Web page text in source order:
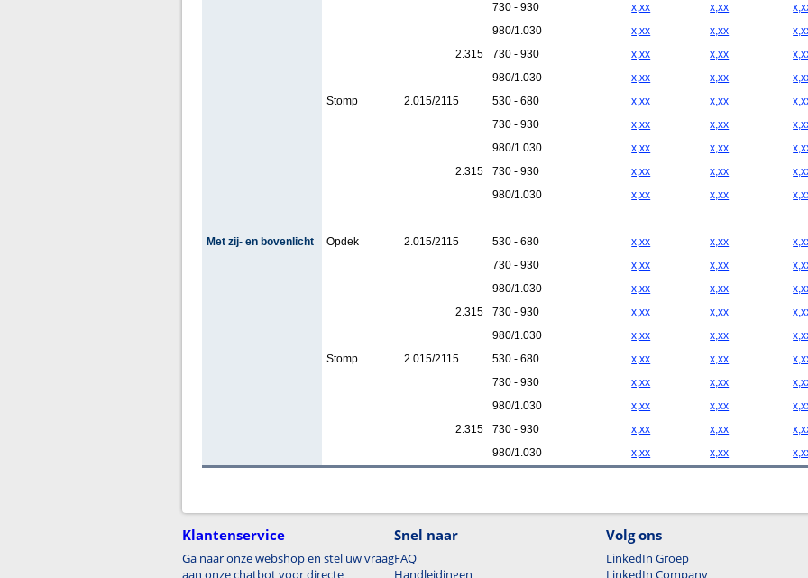
730 - 930
x,xx x,xx
980/1.030
x,xx x,xx
2.315
730 - 930 x,xx x,xx
980/1.030
x,xx x,xx
Stomp
2.015/2115 530 - 680 x,xx x,xx
730 - 930
x,xx x,xx
980/1.030
x,xx x,xx
2.315
730 - 930 x,xx x,xx
980/1.030
x,xx x,xx
Met zij- en bovenlicht Opdek 2.015/2115 530 - 680 x,xx x,xx
730 - 930
x,xx x,xx
980/1.030
x,xx x,xx
2.315
730 - 930 x,xx x,xx
980/1.030
x,xx x,xx
Stomp
2.015/2115 530 - 680 x,xx x,xx
730 - 930
x,xx x,xx
980/1.030
x,xx x,xx
2.315
730 - 930 x,xx x,xx
980/1.030
x,xx x,xx
Klantenservice
Ga naar onze webshop en stel uw vraag
aan onze chatbot voor directe
Snel naar
FAQ
Handleidingen
Volg ons
LinkedIn Groep
LinkedIn Company